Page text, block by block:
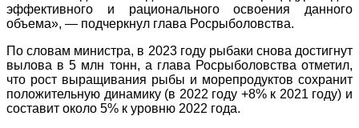
эффективного и рационального освоения данного
объема», — подчеркнул глава Росрыболовства.
По словам министра, в 2023 году рыбаки снова достигнут
вылова в 5 млн тонн, а глава Росрыболовства отметил,
что рост выращивания рыбы и морепродуктов сохранит
положительную динамику (в 2022 году +8% к 2021 году) и
составит около 5% к уровню 2022 года.